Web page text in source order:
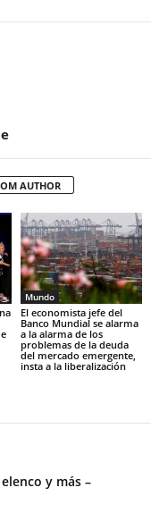
AUTHOR
Mundo
El economista jefe del
Banco Mundial se alarma
a la alarma de los
problemas de la deuda
del mercado emergente,
insta a la liberalización
y más –